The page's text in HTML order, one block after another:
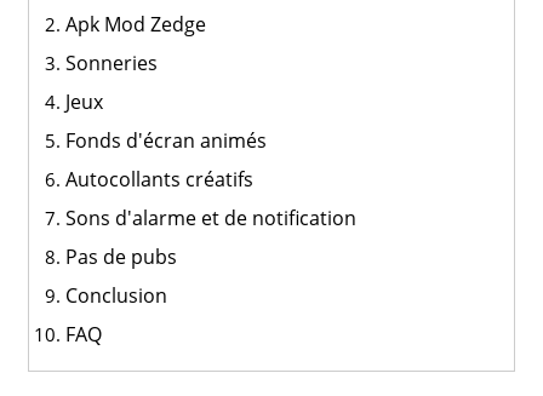
Apk Mod Zedge
Sonneries
Jeux
Fonds d'écran animés
Autocollants créatifs
Sons d'alarme et de notification
Pas de pubs
Conclusion
FAQ